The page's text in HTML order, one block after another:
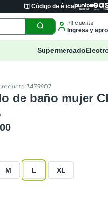
Código de ética
Mi cuenta
Ingresa y
SupermercadoElectro
:3479907
de baño mujer
M L XL